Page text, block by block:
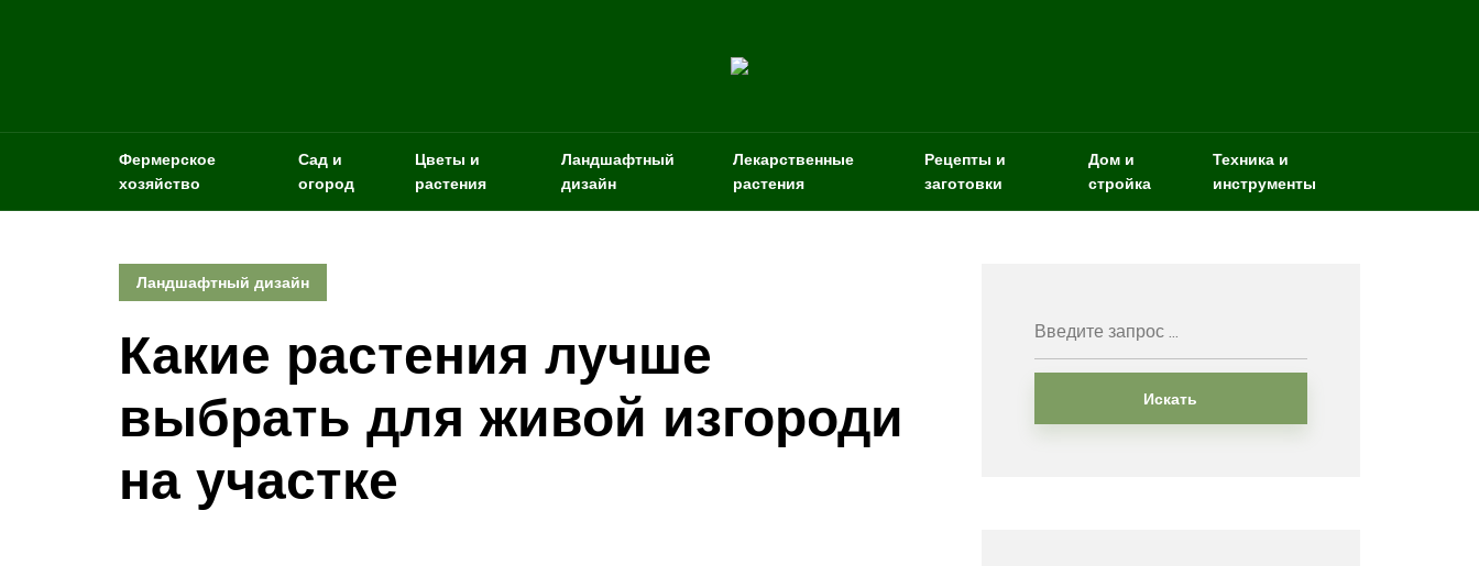
Фермерское
хозяйство
Сад и
огород
Цветы и
растения
Ландшафтный
дизайн
Лекарственные
растения
Рецепты и
заготовки
Дом и
стройка
Техника и
инструменты
Ландшафтный дизайн
Какие растения лучше
выбрать для живой изгороди
на участке
Искать